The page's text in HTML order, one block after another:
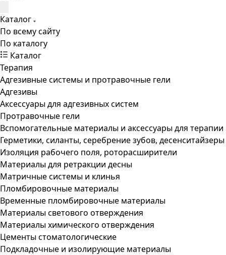
Каталог
По всему сайту
По каталогу
Каталог
Терапия
Адгезивные системы и протравочные гели
Адгезивы
Аксессуары для адгезивных систем
Протравочные гели
Вспомогательные материалы и аксессуары для терапии
Герметики, силанты, серебрение зубов, десенситайзеры
Изоляция рабочего поля, роторасширители
Материалы для ретракции десны
Матричные системы и клинья
Пломбировочные материалы
Временные пломбировочные материалы
Материалы светового отверждения
Материалы химического отверждения
Цементы стоматологические
Подкладочные и изолирующие материалы